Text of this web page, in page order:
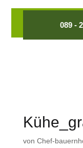
089 -
von Chef-